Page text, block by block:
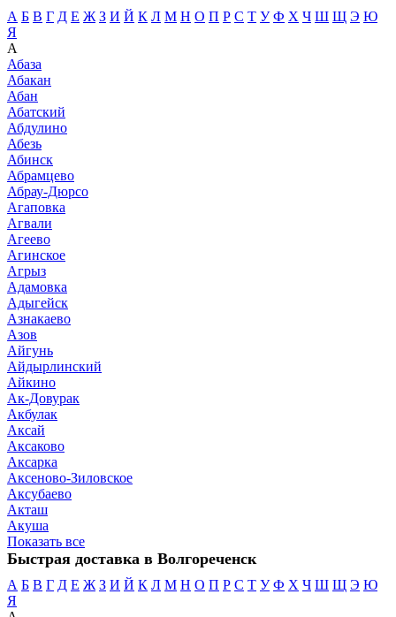
А Б В Г Д Е Ж З И Й К Л М Н О П Р С Т У Ф Х Ч Ш Щ Э Ю
Я
А
Абаза
Абакан
Абан
Абатский
Абдулино
Абезь
Абинск
Абрамцево
Абрау-Дюрсо
Агаповка
Агвали
Агеево
Агинское
Агрыз
Адамовка
Адыгейск
Азнакаево
Азов
Айгунь
Айдырлинский
Айкино
Ак-Довурак
Акбулак
Аксай
Аксаково
Аксарка
Аксеново-Зиловское
Аксубаево
Акташ
Акуша
Показать все
Быстрая доставка в Волгореченск
А Б В Г Д Е Ж З И Й К Л М Н О П Р С Т У Ф Х Ч Ш Щ Э Ю
Я